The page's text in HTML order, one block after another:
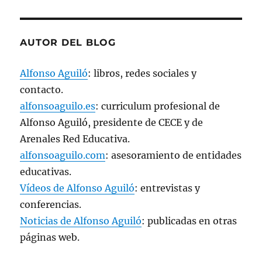
)
AUTOR DEL BLOG
Alfonso Aguiló: libros, redes sociales y
contacto.
alfonsoaguilo.es: curriculum profesional de
Alfonso Aguiló, presidente de CECE y de
Arenales Red Educativa.
alfonsoaguilo.com: asesoramiento de entidades
educativas.
Vídeos de Alfonso Aguiló: entrevistas y
conferencias.
Noticias de Alfonso Aguiló: publicadas en otras
páginas web.